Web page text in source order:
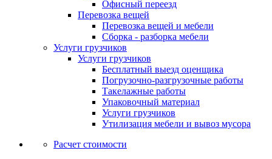
Офисный переезд
Перевозка вещей
Перевозка вещей и мебели
Сборка - разборка мебели
Услуги грузчиков
Услуги грузчиков
Бесплатный выезд оценщика
Погрузочно-разгрузочные работы
Такелажные работы
Упаковочный материал
Услуги грузчиков
Утилизация мебели и вывоз мусора
Расчет стоимости